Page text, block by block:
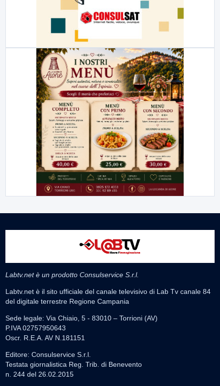
Labtv.net è un prodotto Consulservice S.r.l.
Labtv.net è il sito ufficiale del canale televisivo di Lab Tv canale 84
del digitale terrestre Regione Campania
Sede legale: Via Chiaio, 5 - 83010 – Torrioni (AV)
P.IVA 02757950643
Oscr. R.E.A. AV N.181151
Editore: Consulservice S.r.l.
Testata giornalistica Reg. Trib. di Benevento
n. 244 del 26.02.2015